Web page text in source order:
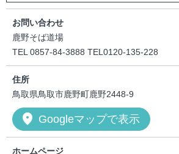
お問い合わせ
鹿野そば道場
TEL 0857-84-3888 TEL0120-135-228
住所
鳥取県鳥取市鹿野町鹿野2448-9
location_on Googleマップで表示
ホームページ